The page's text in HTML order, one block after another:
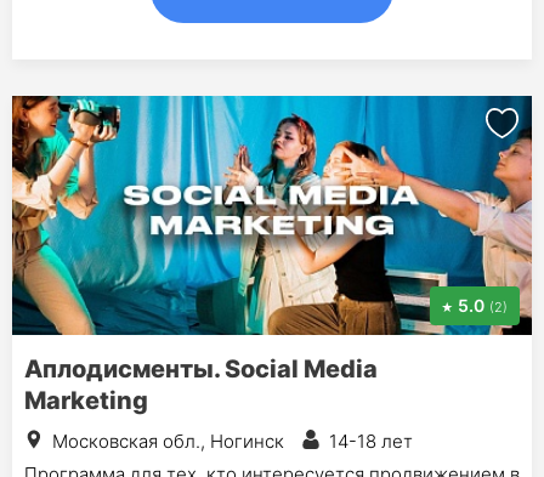
5.0 (2)
Аплодисменты. Social Media
Marketing
Московская обл., Ногинск
14-18 лет